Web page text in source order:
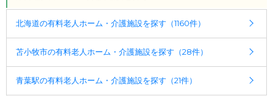
北海道の有料老人ホーム・介護施設を探す（1160件）
苫小牧市の有料老人ホーム・介護施設を探す（28件）
青葉駅の有料老人ホーム・介護施設を探す（21件）